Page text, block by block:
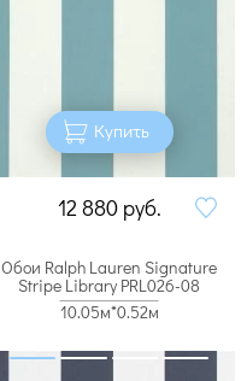
Купить
12 880 руб.
Обои Ralph Lauren Signature
Stripe Library PRL026-08
10.05м*0.52м